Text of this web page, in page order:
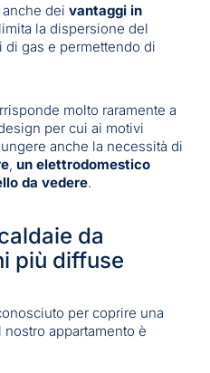
dei vantaggi in
la dispersione del
gas e permettendo di
molto raramente a
per cui ai motivi
anche la necessità di
un elettrodomestico
da vedere.
da
più diffuse
per coprire una
nostro appartamento è